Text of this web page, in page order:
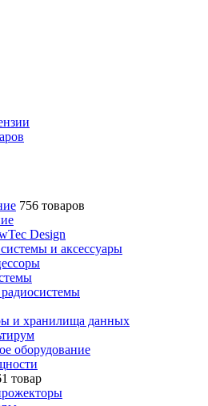
756 товаров
Design
и аксессуары
и хранилища данных
оборудование
товар